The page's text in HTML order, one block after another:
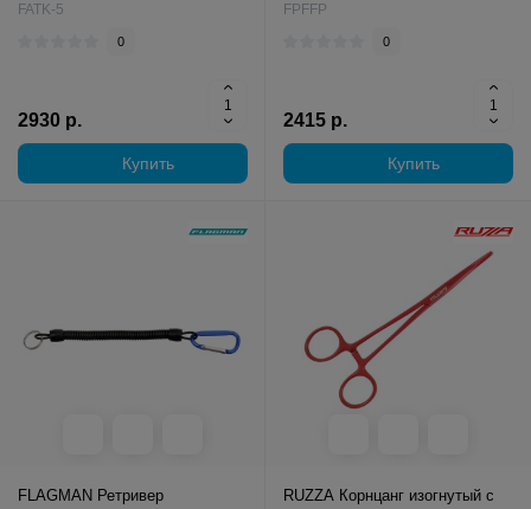
FATK-5
0
2930 р.
Купить
FPFFP
0
2415 р.
Купить
FLAGMAN Ретривер
RUZZA Корнцанг изогнутый с